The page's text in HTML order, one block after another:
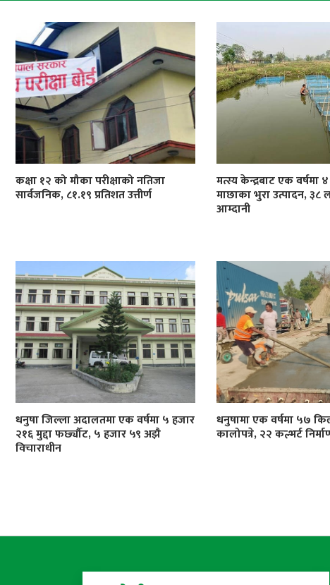
कक्षा १२ को मौका परीक्षाको नतिजा
सार्वजनिक, ८१.१९ प्रतिशत उत्तीर्ण
मत्स्य केन्द्रबाट एक
माछाका भुरा उत्पादन, ३८
आम्दानी
धनुषा जिल्ला अदालतमा एक वर्षमा ५ हजार
२१६ मुद्दा फर्छ्यौट, ५ हजार ५९ अझै
विचाराधीन
धनुषामा एक वर्षमा ५७
कालोपत्रे, २२ कल्भर्ट